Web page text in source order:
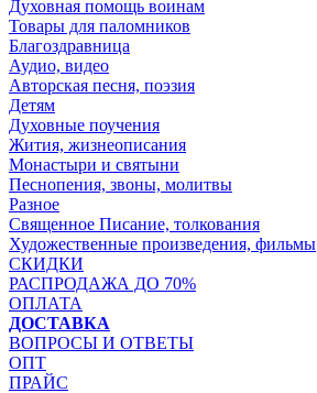
Духовная помощь воинам
Товары для паломников
Благоздравница
Аудио, видео
Авторская песня, поэзия
Детям
Духовные поучения
Жития, жизнеописания
Монастыри и святыни
Песнопения, звоны, молитвы
Разное
Священное Писание, толкования
Художественные произведения, фильмы
СКИДКИ
РАСПРОДАЖА ДО 70%
ОПЛАТА
ДОСТАВКА
ВОПРОСЫ И ОТВЕТЫ
ОПТ
ПРАЙС